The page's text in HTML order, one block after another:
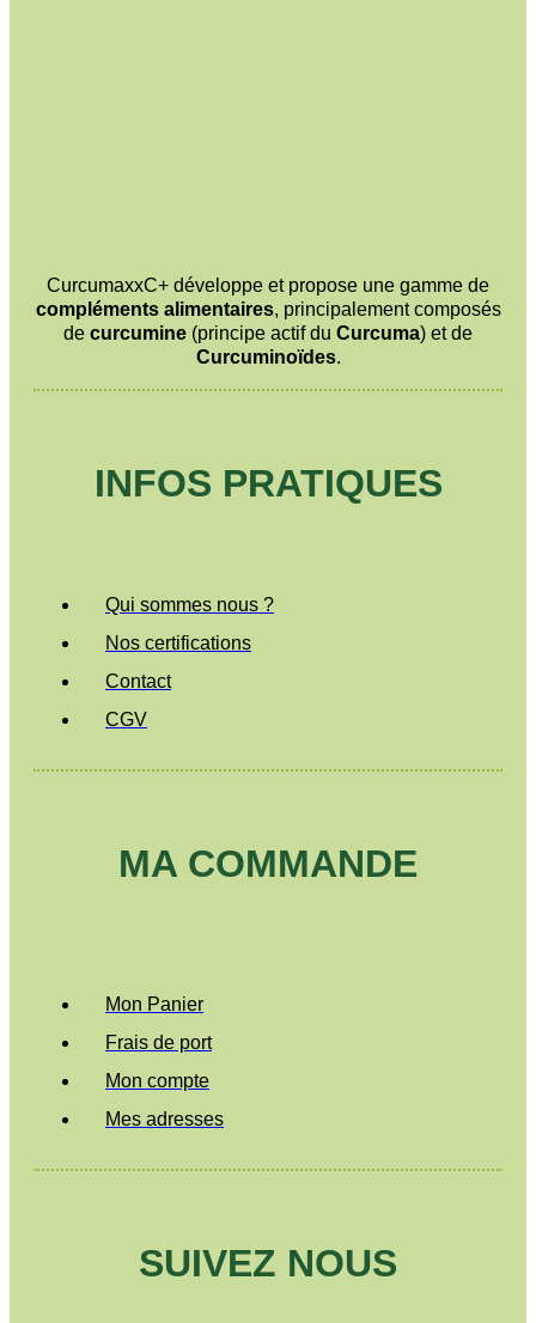
CurcumaxxC+ développe et propose une gamme de
compléments alimentaires, principalement composés
de curcumine (principe actif du Curcuma) et de
Curcuminoïdes.
INFOS PRATIQUES
Qui sommes nous ?
Nos certifications
Contact
CGV
MA COMMANDE
Mon Panier
Frais de port
Mon compte
Mes adresses
SUIVEZ NOUS